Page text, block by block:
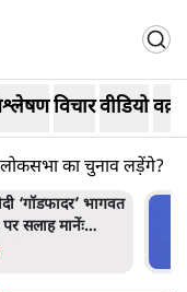
विचारवीडियो
का चुनाव लड़ेंगे?
का माफीनामाः ये
बात है